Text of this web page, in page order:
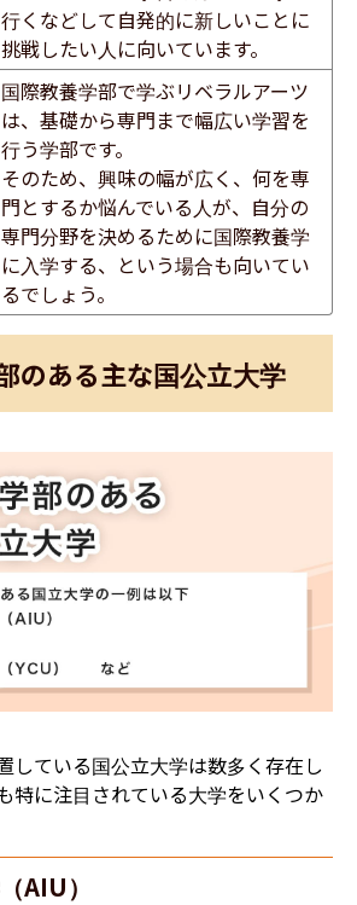
行くなどして自発的に新しいことに
挑戦したい人に向いています。
国際教養学部で学ぶリベラルアーツ
は、基礎から専門まで幅広い学習を
行う学部です。
そのため、興味の幅が広く、何を専
門とするか悩んでいる人が、自分の
専門分野を決めるために国際教養学
に入学する、という場合も向いてい
るでしょう。
のある主な国公立大学
している国公立大学は数多く存在し
特に注目されている大学をいくつか
AIU）